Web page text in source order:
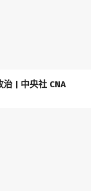
| 中央社 CNA